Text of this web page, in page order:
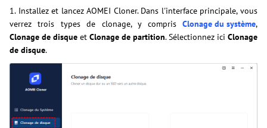
1. Installez et lancez AOMEI Cloner. Dans l'interface principale, vous
verrez trois types de clonage, y compris Clonage du système,
Clonage de disque et Clonage de partition. Sélectionnez ici Clonage
de disque.